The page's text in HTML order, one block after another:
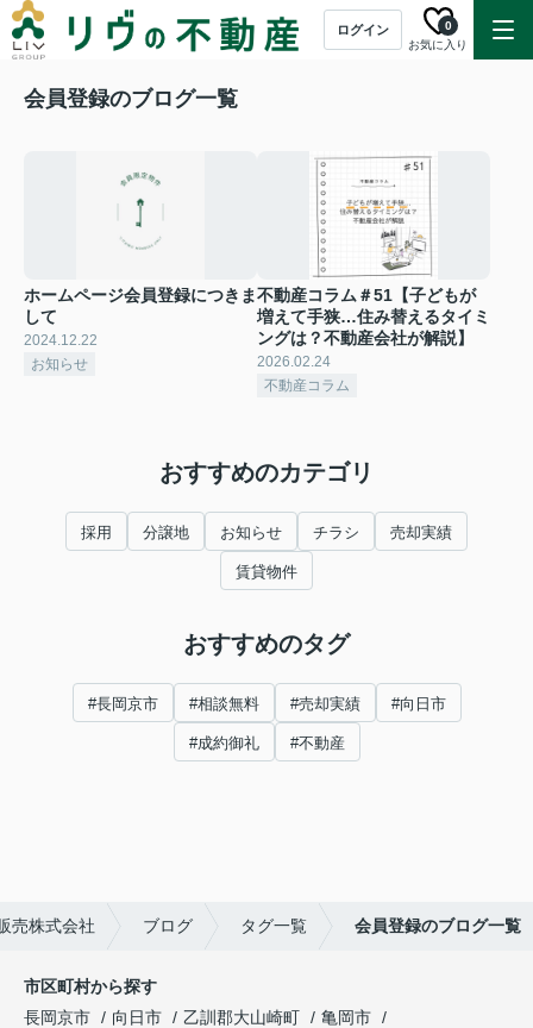
ログイン
お気に入り
0
会員登録のブログ一覧
ホームページ会員登録につきま
して
2024.12.22
お知らせ
不動産コラム＃51【子どもが
増えて手狭…住み替えるタイミ
ングは？不動産会社が解説】
2026.02.24
不動産コラム
おすすめのカテゴリ
採用 分譲地 お知らせ チラシ 売却実績
賃貸物件
おすすめのタグ
#長岡京市 #相談無料 #売却実績 #向日市
#成約御礼 #不動産
売株式会社 ブログ タグ一覧 会員登録のブログ一覧
市区町村から探す
長岡京市
向日市 乙訓郡大山崎町
亀岡市